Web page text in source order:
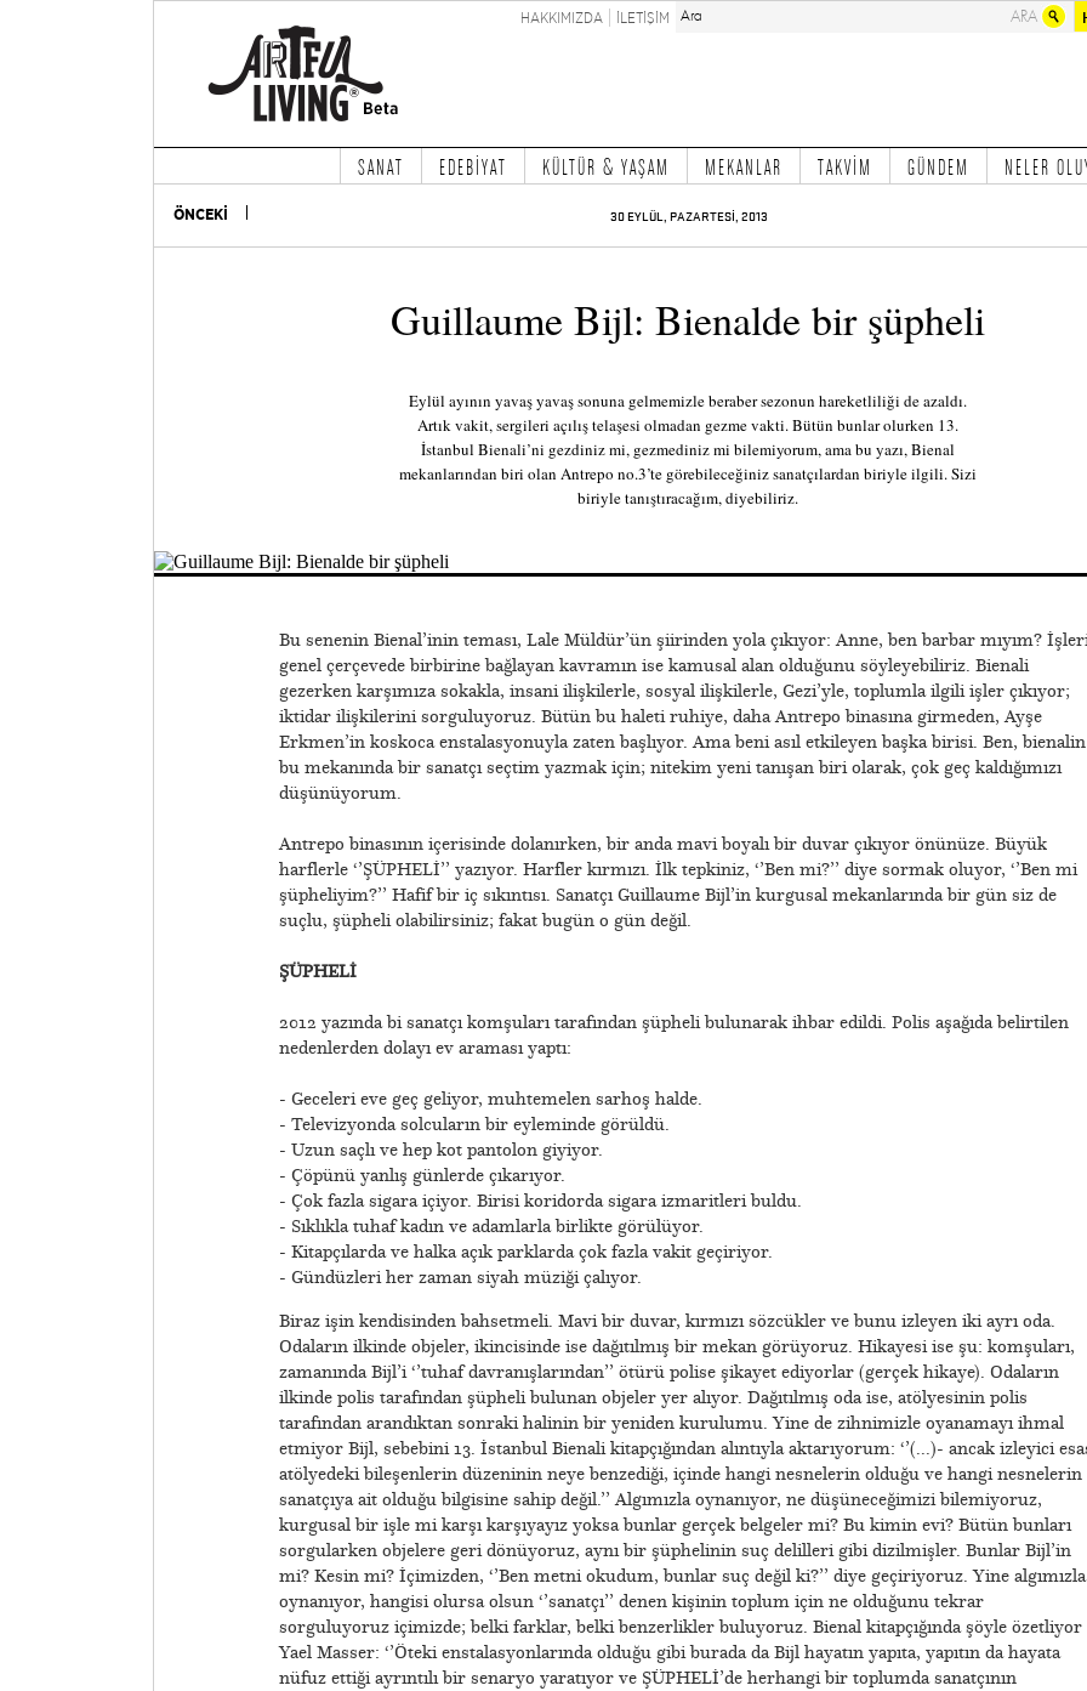
HAKKIMIZDA İLETİŞİM
SANAT EDEBİYAT KÜLTÜR & YAŞAM MEKANLAR TAKVİM GÜNDEM NELER
ÖNCEKİ 30 EYLÜL, PAZARTESİ, 2013
Guillaume Bijl: Bienalde bir şüpheli
Eylül ayının yavaş yavaş sonuna gelmemizle beraber sezonun hareketliliği de azaldı.
Artık vakit, sergileri açılış telaşesi olmadan gezme vakti. Bütün bunlar olurken 13.
İstanbul Bienali’ni gezdiniz mi, gezmediniz mi bilemiyorum, ama bu yazı, Bienal
mekanlarından biri olan Antrepo no.3’te görebileceğiniz sanatçılardan biriyle ilgili. Sizi
biriyle tanıştıracağım, diyebiliriz.
Bu senenin Bienal’inin teması, Lale Müldür’ün şiirinden yola çıkıyor: Anne, ben barbar mıyım?
genel çerçevede birbirine bağlayan kavramın ise kamusal alan olduğunu söyleyebiliriz. Bienali
gezerken karşımıza sokakla, insani ilişkilerle, sosyal ilişkilerle, Gezi’yle, toplumla ilgili işler çıkıyor;
iktidar ilişkilerini sorguluyoruz. Bütün bu haleti ruhiye, daha Antrepo binasına girmeden, Ayşe
Erkmen’in koskoca enstalasyonuyla zaten başlıyor. Ama beni asıl etkileyen başka birisi. Ben, bienalin
bu mekanında bir sanatçı seçtim yazmak için; nitekim yeni tanışan biri olarak, çok geç kaldığımızı
düşünüyorum.
Antrepo binasının içerisinde dolanırken, bir anda mavi boyalı bir duvar çıkıyor önünüze. Büyük
harflerle ‘’ŞÜPHELİ’’ yazıyor. Harfler kırmızı. İlk tepkiniz, ‘’Ben mi?’’ diye sormak oluyor, ‘’Ben mi
şüpheliyim?’’ Hafif bir iç sıkıntısı. Sanatçı Guillaume Bijl’in kurgusal mekanlarında bir gün siz de
suçlu, şüpheli olabilirsiniz; fakat bugün o gün değil.
ŞÜPHELİ
2012 yazında bi sanatçı komşuları tarafından şüpheli bulunarak ihbar edildi. Polis aşağıda belirtilen
nedenlerden dolayı ev araması yaptı:
- Geceleri eve geç geliyor, muhtemelen sarhoş halde.
- Televizyonda solcuların bir eyleminde görüldü.
- Uzun saçlı ve hep kot pantolon giyiyor.
- Çöpünü yanlış günlerde çıkarıyor.
- Çok fazla sigara içiyor. Birisi koridorda sigara izmaritleri buldu.
- Sıklıkla tuhaf kadın ve adamlarla birlikte görülüyor.
- Kitapçılarda ve halka açık parklarda çok fazla vakit geçiriyor.
- Gündüzleri her zaman siyah müziği çalıyor.
Biraz işin kendisinden bahsetmeli. Mavi bir duvar, kırmızı sözcükler ve bunu izleyen iki ayrı oda.
Odaların ilkinde objeler, ikincisinde ise dağıtılmış bir mekan görüyoruz. Hikayesi ise şu: komşuları,
zamanında Bijl’i ‘’tuhaf davranışlarından’’ ötürü polise şikayet ediyorlar (gerçek hikaye). Odaların
ilkinde polis tarafından şüpheli bulunan objeler yer alıyor. Dağıtılmış oda ise, atölyesinin polis
tarafından arandıktan sonraki halinin bir yeniden kurulumu. Yine de zihnimizle oyanamayı ihmal
etmiyor Bijl, sebebini 13. İstanbul Bienali kitapçığından alıntıyla aktarıyorum: ‘’(...)- ancak izleyici
atölyedeki bileşenlerin düzeninin neye benzediği, içinde hangi nesnelerin olduğu ve hangi nesnelerin
sanatçıya ait olduğu bilgisine sahip değil.’’ Algımızla oynanıyor, ne düşüneceğimizi bilemiyoruz,
kurgusal bir işle mi karşı karşıyayız yoksa bunlar gerçek belgeler mi? Bu kimin evi? Bütün bunları
sorgularken objelere geri dönüyoruz, aynı bir şüphelinin suç delilleri gibi dizilmişler. Bunlar Bijl’in
mi? Kesin mi? İçimizden, ‘’Ben metni okudum, bunlar suç değil ki?’’ diye geçiriyoruz. Yine algımızla
oynanıyor, hangisi olursa olsun ‘’sanatçı’’ denen kişinin toplum için ne olduğunu tekrar
sorguluyoruz içimizde; belki farklar, belki benzerlikler buluyoruz. Bienal kitapçığında şöyle özetliyor
Yael Masser: ‘’Öteki enstalasyonlarında olduğu gibi burada da Bijl hayatın yapıta, yapıtın da hayata
nüfuz ettiği ayrıntılı bir senaryo yaratıyor ve ŞÜPHELİ’de herhangi bir toplumda sanatçının